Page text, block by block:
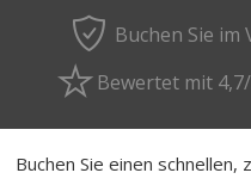
Buchen Sie im
Bewertet mit
Buchen Sie einen